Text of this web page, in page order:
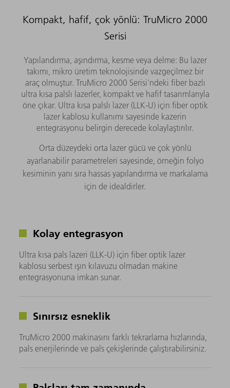
Kompakt, hafif, çok yönlü: TruMicro 2000
Serisi
Yapılandırma, aşındırma, kesme veya delme: Bu lazer
takımı, mikro üretim teknolojisinde vazgeçilmez bir
araç olmuştur. TruMicro 2000 Serisi'ndeki fiber bazlı
ultra kısa palslı lazerler, kompakt ve hafif tasarımlarıyla
öne çıkar. Ultra kısa palslı lazer (LLK-U) için fiber optik
lazer kablosu kullanımı sayesinde kazerin
entegrasyonu belirgin derecede kolaylaştırılır.
Orta düzeydeki orta lazer gücü ve çok yönlü
ayarlanabilir parametreleri sayesinde, örneğin folyo
kesiminin yanı sıra hassas yapılandırma ve markalama
için de idealdirler.
Kolay entegrasyon
Ultra kısa pals lazeri (LLK-U) için fiber optik lazer
kablosu serbest ışın kılavuzu olmadan makine
entegrasyonuna imkan sunar.
Sınırsız esneklik
TruMicro 2000 makinasını farklı tekrarlama hızlarında,
pals enerjilerinde ve pals çekişlerinde çalıştırabilirsiniz.